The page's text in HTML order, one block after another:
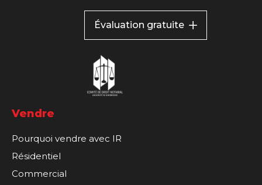
Évaluation gratuite
Vendre
Pourquoi vendre avec IR
Résidentiel
Commercial